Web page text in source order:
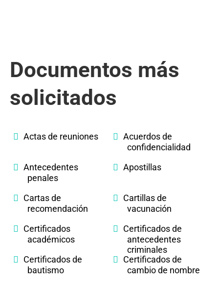
Documentos más
solicitados
Actas de reuniones
Acuerdos de
confidencialidad
Antecedentes
penales
Apostillas
Cartas de
recomendación
Cartillas de
vacunación
Certificados
académicos
Certificados de
antecedentes
criminales
Certificados de
bautismo
Certificados de
cambio de nombre